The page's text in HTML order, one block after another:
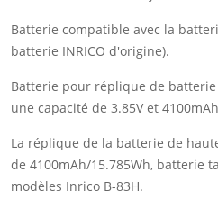
Batterie compatible avec la
batterie INRICO d'origine).
Batterie pour réplique de batterie
une capacité de 3.85V et
La réplique de la batterie de
de 4100mAh/15.785Wh, batterie
modèles Inrico B-83H.